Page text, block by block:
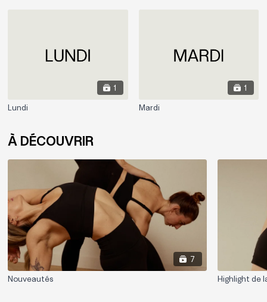
1
Lundi
1
Mardi
À DÉCOUVRIR
7
Nouveautés Highlight de